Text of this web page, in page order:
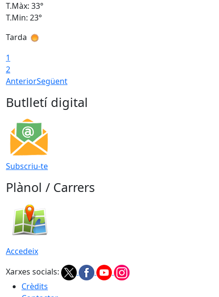
T.Màx: 33°
T.Min: 23°
Tarda
1
2
AnteriorSegüent
Butlletí digital
Subscriu-te
Plànol / Carrers
Accedeix
Xarxes socials:
Crèdits